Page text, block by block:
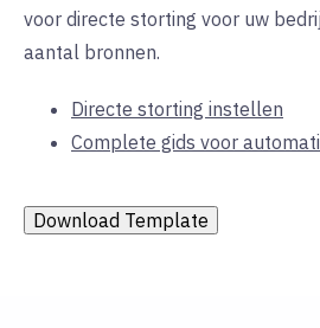
voor directe storting voor uw
aantal bronnen.
Directe storting instellen
Complete gids voor
Download Template